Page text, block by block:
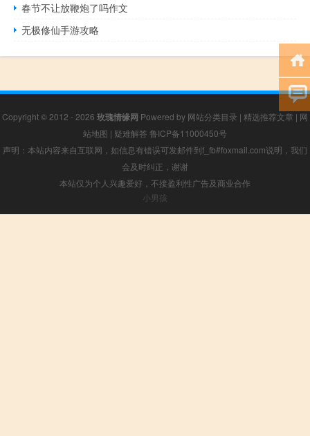
春节不让放鞭炮了吗作文
无极修仙手游攻略
Copyright © 2012 - 2026 玫瑰情缘网 Powered by 网站分类目录 | 精选推荐文章 | 网
站地图 | 疑难解答 鲁ICP备11000450号
声明：本站内容来自互联网，如信息有错误可发邮件到f_fb#foxmail.com说明，我们
会及时纠正，谢谢
本站仅为个人兴趣爱好，不接盈利性广告及商业合作
小男孩